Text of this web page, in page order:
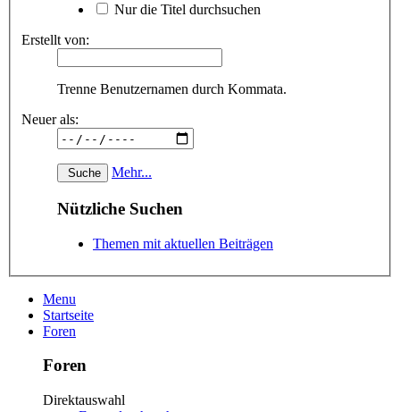
Nur die Titel durchsuchen
Erstellt von:
Trenne Benutzernamen durch Kommata.
Neuer als:
Mehr...
Nützliche Suchen
Themen mit aktuellen Beiträgen
Menu
Startseite
Foren
Foren
Direktauswahl